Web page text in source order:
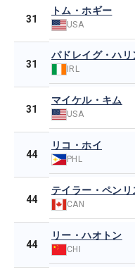
31
トム・ホギー
USA
31
パドレイグ・ハリ
IRL
31
マイケル・キム
USA
44
リコ・ホイ
PHL
44
テイラー・ペンリ
CAN
44
リー・ハオトン
CHI